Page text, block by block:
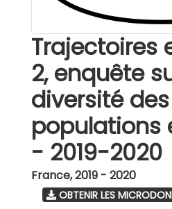
Trajectoires
2, enquête
diversité des
populations
- 2019-2020
France,2019 - 2020
OBTENIR LES